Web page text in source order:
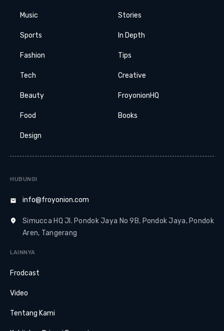
Music
Sports
Fashion
Tech
Beauty
Food
Design
Stories
In Depth
Tips
Creative
FroyonionHQ
Books
HUBUNGI
info@froyonion.com
Simucca HQ Jl. Pondok Jaya No 9B, Pondok Jaya, Pondok
Aren, Tangerang
LAINNYA
Frodcast
Video
Tentang Kami